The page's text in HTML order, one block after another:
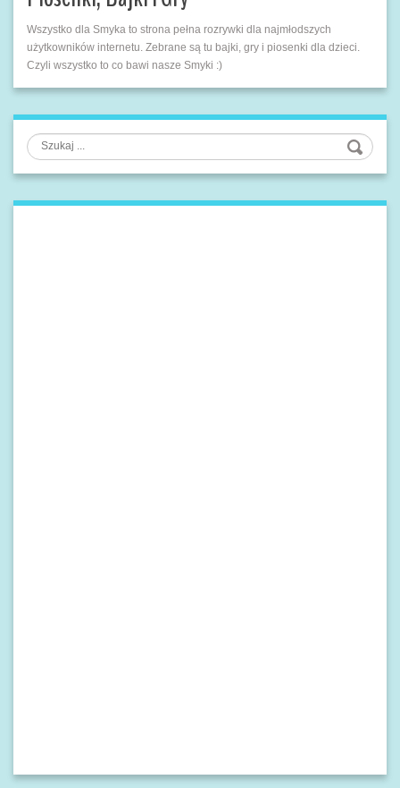
Wszystko dla Smyka to strona pełna rozrywki dla najmłodszych
użytkowników internetu. Zebrane są tu bajki, gry i piosenki dla dzieci.
Czyli wszystko to co bawi nasze Smyki :)
Szukaj